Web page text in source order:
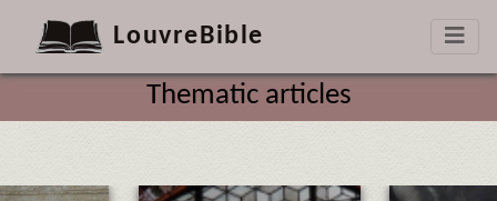
LouvreBible
Thematic articles